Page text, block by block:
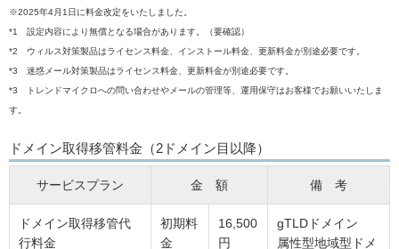
※2025年4月1日に料金改定をいたしました。
*1 設定内容により無償となる場合があります。（要確認）
*2 ウィルス対策製品はライセンス料金、インストール料金、更新料金が別途必要です。
*3 迷惑メール対策製品はライセンス料金、更新料金が別途必要です。
*3 トレンドマイクロへの問い合わせやメールの管理等、運用保守はお客様でお願いいたしま
す。
ドメイン取得移管料金（2ドメイン目以降）
サービスプラン 金 額 備 考
ドメイン取得移管代
行料金
初期料
金
16,500
円
gTLDドメイン
属性型地域型ドメ